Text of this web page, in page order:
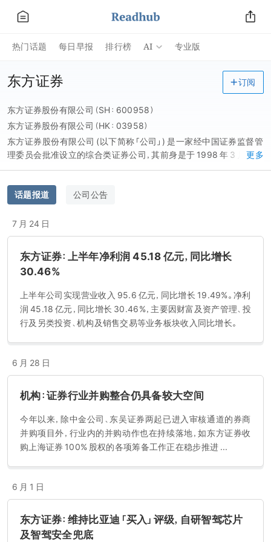
热门话题 每日早报 排行榜 AI 专业版
东方证券
东方证券股份有限公司（SH：600958）
东方证券股份有限公司（HK：03958）
东方证券股份有限公司 (以下简称「公司」) 是一家经中国证券监督管
理委员会批准设立的综合类证券公司，其前身是于 1998 年 3 月 9 日
开业的东方证券有限责任公司，总部设在上海，现有注册资本 62.15
H 股成功发行并上市，成为行业内第五家 A+H 股上市券商。
更多
订阅
话题报道 公司公告
7 月 24 日
东方证券：上半年净利润 45.18 亿元，同比增长
30.46%
上半年公司实现营业收入 95.6 亿元，同比增长 19.49%。净利
润 45.18 亿元，同比增长 30.46%，主要因财富及资产管理、投
行及另类投资、机构及销售交易等业务板块收入同比增长。
6 月 28 日
机构：证券行业并购整合仍具备较大空间
今年以来，除中金公司、东吴证券两起已进入审核通道的券商
并购项目外，行业内的并购动作也在持续落地，如东方证券收
购上海证券 100% 股权的各项筹备工作正在稳步推进 ...
6 月 1 日
东方证券：维持比亚迪「买入」评级，自研智驾芯片
及智驾安全兜底